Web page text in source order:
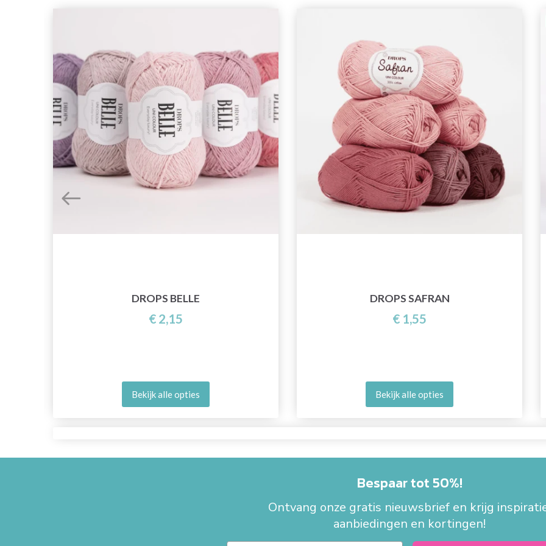
DROPS BELLE
€ 2,15
Bekijk alle opties
DROPS SAFRAN
€ 1,55
Bekijk alle opties
Bespaar tot 50%!
Ontvang onze gratis nieuwsbrief en krijg
aanbiedingen en kortingen!